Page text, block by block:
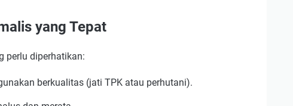
yang Tepat
perlu diperhatikan:
berkualitas (jati TPK atau perhutani).